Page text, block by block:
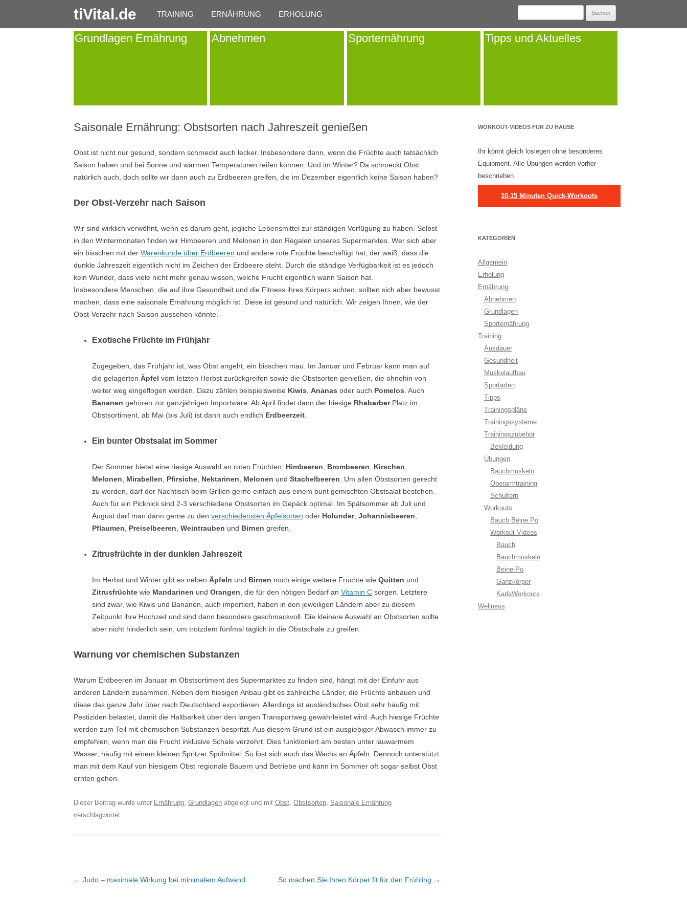
tiVital.de TRAINING ERNÄHRUNG ERHOLUNG
Suchen
Grundlagen Ernährung Abnehmen Sporternährung Tipps und Aktuelles
Saisonale Ernährung: Obstsorten nach Jahreszeit genießen
Obst ist nicht nur gesund, sondern schmeckt auch lecker. Insbesondere dann, wenn die Früchte auch tatsächlich
Saison haben und bei Sonne und warmen Temperaturen reifen können. Und im Winter? Da schmeckt Obst
natürlich auch, doch sollte wir dann auch zu Erdbeeren greifen, die im Dezember eigentlich keine Saison haben?
Der Obst-Verzehr nach Saison
Wir sind wirklich verwöhnt, wenn es darum geht, jegliche Lebensmittel zur ständigen Verfügung zu haben. Selbst
in den Wintermonaten finden wir Himbeeren und Melonen in den Regalen unseres Supermarktes. Wer sich aber
ein bisschen mit der Warenkunde über Erdbeeren und andere rote Früchte beschäftigt hat, der weiß, dass die
dunkle Jahreszeit eigentlich nicht im Zeichen der Erdbeere steht. Durch die ständige Verfügbarkeit ist es jedoch
kein Wunder, dass viele nicht mehr genau wissen, welche Frucht eigentlich wann Saison hat.
Insbesondere Menschen, die auf ihre Gesundheit und die Fitness ihres Körpers achten, sollten sich aber bewusst
machen, dass eine saisonale Ernährung möglich ist. Diese ist gesund und natürlich. Wir zeigen Ihnen, wie der
Obst-Verzehr nach Saison aussehen könnte.
Exotische Früchte im Frühjahr
Zugegeben, das Frühjahr ist, was Obst angeht, ein bisschen mau. Im Januar und Februar kann man auf
die gelagerten Äpfel vom letzten Herbst zurückgreifen sowie die Obstsorten genießen, die ohnehin von
weiter weg eingeflogen werden. Dazu zählen beispielsweise Kiwis Ananas oder auch Pomelos . Auch
Bananen gehören zur ganzjährigen Importware. Ab April findet dann der hiesige RhabarberPlatz im
Obstsortiment, ab Mai (bis Juli) ist dann auch endlich Erdbeerzeit.
Ein bunter Obstsalat im Sommer
Der Sommer bietet eine riesige Auswahl an roten Früchten: Himbeeren Brombeeren Kirschen
Melonen
Mirabellen Pfirsiche, Nektarinen Melonen und Stachelbeeren . Um allen Obstsorten gerecht
zu werden, darf der Nachtisch beim Grillen gerne einfach aus einem bunt gemischten Obstsalat bestehen.
Auch für ein Picknick sind 2-3 verschiedene Obstsorten im Gepäck optimal. Im Spätsommer ab Juli und
August darf man dann gerne zu den verschiedensten Äpfelsorten oder Holunder, Johannisbeeren
Pflaumen
Preiselbeeren Weintrauben und Birnen greifen.
Zitrusfrüchte in der dunklen Jahreszeit
Im Herbst und Winter gibt es neben Äpfeln und Birnen noch einige weitere Früchte wie Quitten und
Zitrusfrüchtewie Mandarinen und Orangen , die für den nötigen Bedarf an Vitamin Csorgen. Letztere
sind zwar, wie Kiwis und Bananen, auch importiert, haben in den jeweiligen Ländern aber zu diesem
Zeitpunkt ihre Hochzeit und sind dann besonders geschmackvoll. Die kleinere Auswahl an Obstsorten sollte
aber nicht hinderlich sein, um trotzdem fünfmal täglich in die Obstschale zu greifen.
Warnung vor chemischen Substanzen
Warum Erdbeeren im Januar im Obstsortiment des Supermarktes zu finden sind, hängt mit der Einfuhr aus
anderen Ländern zusammen. Neben dem hiesigen Anbau gibt es zahlreiche Länder, die Früchte anbauen und
diese das ganze Jahr über nach Deutschland exportieren. Allerdings ist ausländisches Obst sehr häufig mit
Pestiziden belastet, damit die Haltbarkeit über den langen Transportweg gewährleistet wird. Auch hiesige Früchte
werden zum Teil mit chemischen Substanzen bespritzt. Aus diesem Grund ist ein ausgiebiger Abwasch immer zu
empfehlen, wenn man die Frucht inklusive Schale verzehrt. Dies funktioniert am besten unter lauwarmem
Wasser, häufig mit einem kleinen Spritzer Spülmittel. So löst sich auch das Wachs an Äpfeln. Dennoch unterstützt
man mit dem Kauf von hiesigem Obst regionale Bauern und Betriebe und kann im Sommer oft sogar selbst Obst
ernten gehen.
Dieser Beitrag wurde unter Ernährung, Grundlagenabgelegt und mit Obst, Obstsorten, Saisonale Ernährung
verschlagwortet.
Post navigation
← Judo – maximale Wirkung bei minimalem Aufwand So machen Sie Ihren Körper fit für den Frühling →
WORKOUT-VIDEOS FÜR ZU HAUSE
Ihr könnt gleich loslegen ohne besonderes
Equipment. Alle Übungen werden vorher
beschrieben.
10-15 Minuten Quick-Workouts
KATEGORIEN
Allgemein
Erholung
Ernährung
Abnehmen
Grundlagen
Sporternährung
Training
Ausdauer
Gesundheit
Muskelaufbau
Sportarten
Tipps
Trainingspläne
Trainingssysteme
Trainingszubehör
Bekleidung
Übungen
Bauchmuskeln
Oberarmtraining
Schultern
Workouts
Bauch Beine Po
Workout Videos
Bauch
Bauchmuskeln
Beine-Po
Ganzkörper
KarlaWorkouts
Wellness